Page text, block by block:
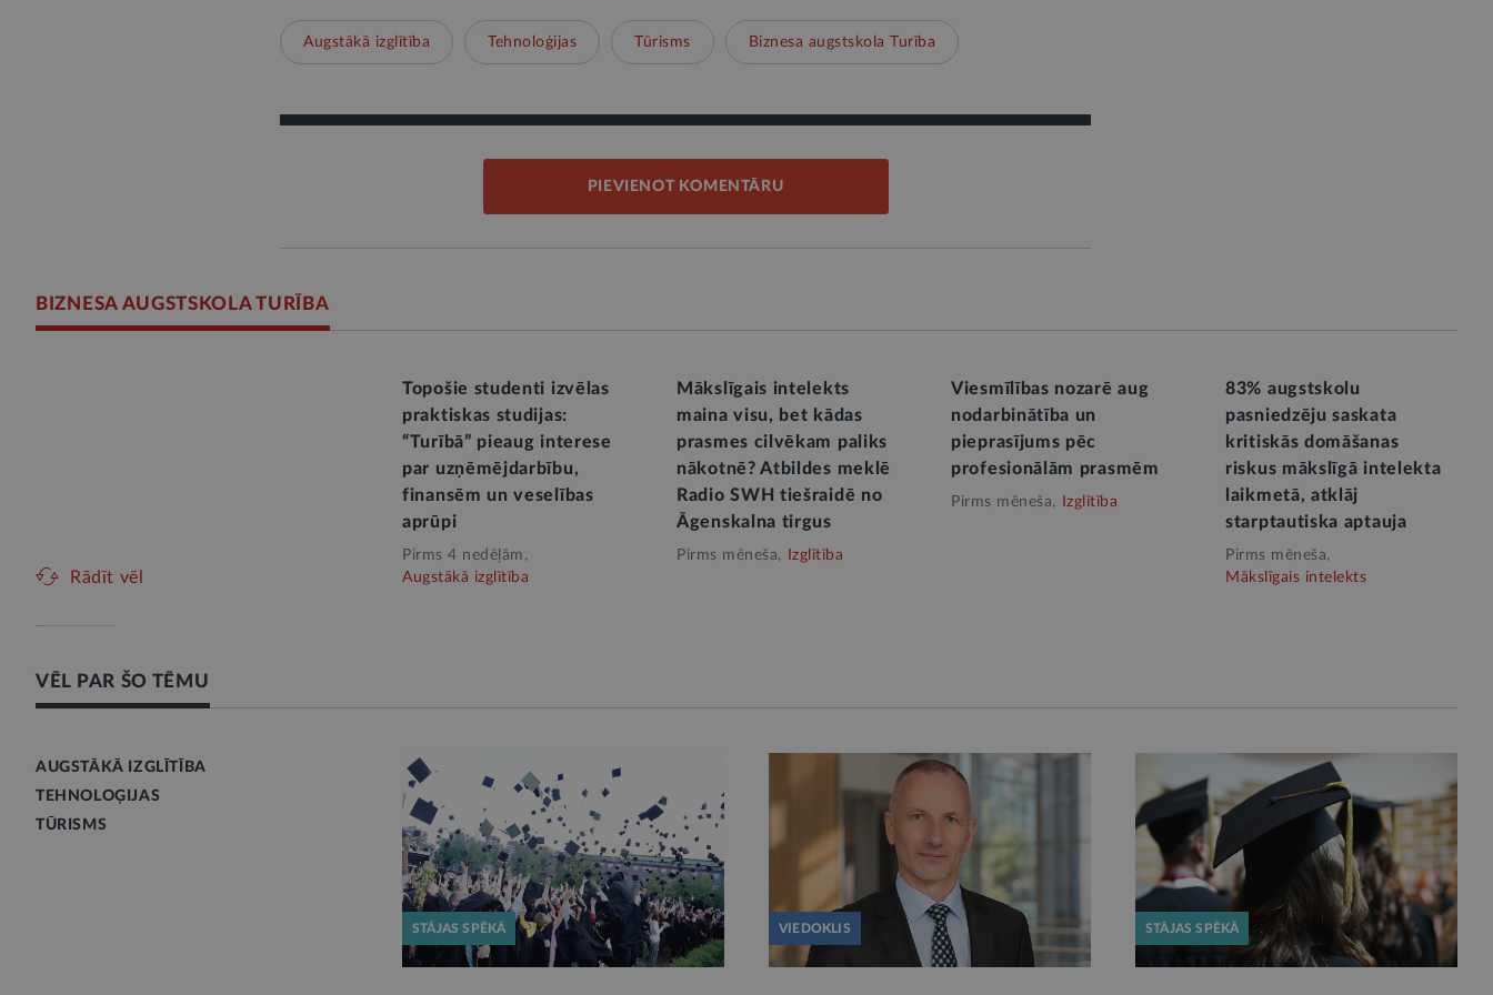
Augstākā izglītība Tehnoloģijas Tūrisms Biznesa augstskola Turība
PIEVIENOT KOMENTĀRU
BIZNESA AUGSTSKOLA TURĪBA
Topošie studenti izvēlas
praktiskas studijas:
“Turībā” pieaug interese
par uzņēmējdarbību,
finansēm un veselības
aprūpi
Pirms 4 nedēļām,
Augstākā izglītība
Mākslīgais intelekts
maina visu, bet kādas
prasmes cilvēkam paliks
nākotnē? Atbildes meklē
Radio SWH tiešraidē no
Āgenskalna tirgus
Pirms mēneša, Izglītība
Viesmīlības nozarē aug
nodarbinātība un
pieprasījums pēc
profesionālām prasmēm
Pirms mēneša, Izglītība
83% augstskolu
pasniedzēju saskata
kritiskās domāšanas
riskus mākslīgā intelekta
laikmetā, atklāj
starptautiska aptauja
Pirms mēneša,
Mākslīgais intelekts
Rādīt vēl
VĒL PAR ŠO TĒMU
AUGSTĀKĀ IZGLĪTĪBA
TEHNOLOĢIJAS
TŪRISMS
STĀJAS SPĒKĀ VIEDOKLIS STĀJAS SPĒKĀ